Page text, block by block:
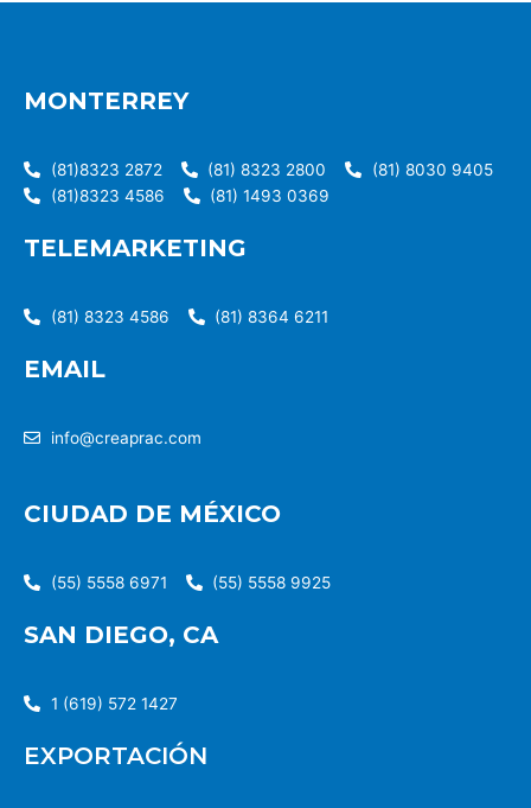
MONTERREY
(81)8323 2872 (81) 8323 2800
(81) 8030 9405
(81)8323 4586
(81) 1493 0369
TELEMARKETING
(81) 8323 4586 (81) 8364 6211
EMAIL
info@creaprac.com
CIUDAD DE MÉXICO
(55) 5558 6971 (55) 5558 9925
SAN DIEGO, CA
1 (619) 572 1427
EXPORTACIÓN